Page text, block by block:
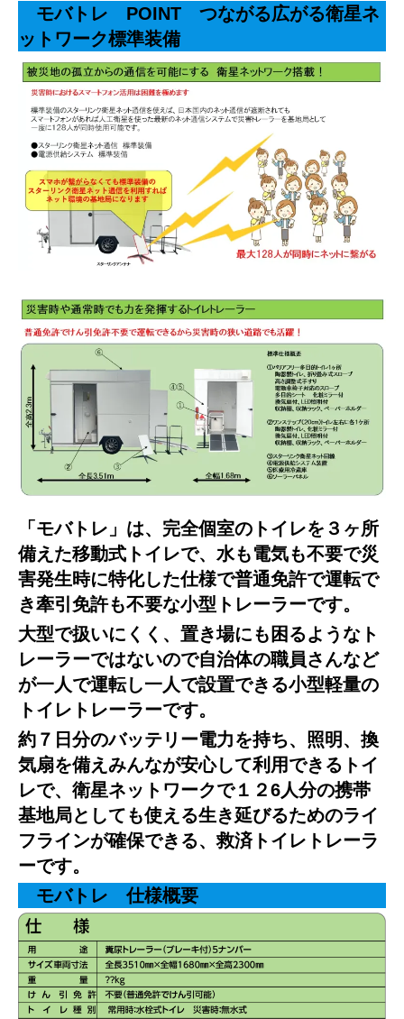
モバトレ POINT
つながる広がる衛星ネ
ットワーク標準装備
「モバトレ」は、完全個室のトイレを３ヶ所
備えた移動式トイレで、水も電気も不要で災
害発生時に特化した仕様で普通免許で運転で
き牽引免許も不要な小型トレーラーです。
大型で扱いにくく、置き場にも困るようなト
レーラーではないので自治体の職員さんなど
が一人で運転し一人で設置できる小型軽量の
トイレトレーラーです。
約７日分のバッテリー電力を持ち、照明、換
気扇を備えみんなが安心して利用できるトイ
レで、衛星ネットワークで１２6人分の携帯
基地局としても使える生き延びるためのライ
フラインが確保できる、救済トイレトレーラ
ーです。
モバトレ 仕様概要